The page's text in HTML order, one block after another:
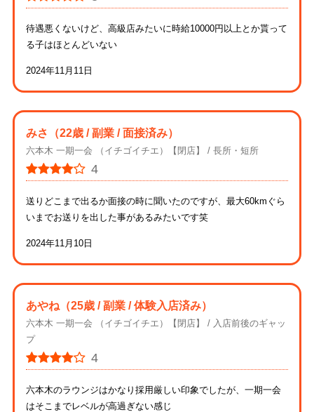
待遇悪くないけど、高級店みたいに時給10000円以上とか貰って
る子はほとんどいない
2024年11月11日
みさ （22歳 / 副業 / 面接済み）
六本木 一期一会 （イチゴイチエ）【閉店】 長所・短所
4
送りどこまで出るか面接の時に聞いたのですが、最大60kmぐら
いまでお送りを出した事があるみたいです笑
2024年11月10日
あやね （25歳 / 副業 / 体験入店済み）
六本木 一期一会 （イチゴイチエ）【閉店】
入店前後のギャッ
プ
4
六本木のラウンジはかなり採用厳しい印象でしたが、一期一会
はそこまでレベルが高過ぎない感じ